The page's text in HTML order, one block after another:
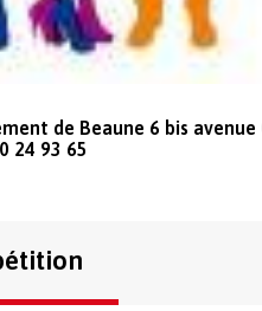
de Beaune 6 bis avenue
24 93 65